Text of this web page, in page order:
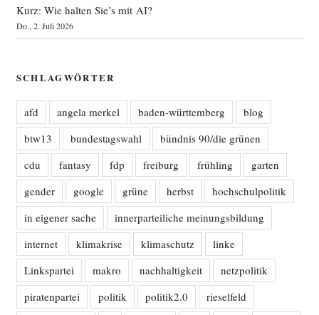
Kurz: Wie halten Sie’s mit AI?
Do., 2. Juli 2026
SCHLAGWÖRTER
afd angela merkel baden-württemberg
blog
btw13
bundestagswahl
bündnis 90/die grünen
cdu
fantasy fdp freiburg frühling
garten
gender
google grüne herbst
hochschulpolitik
in eigener sache
innerparteiliche meinungsbildung
internet
klimakrise klimaschutz
linke
Linkspartei
makro nachhaltigkeit
netzpolitik
piratenpartei
politik politik2.0
rieselfeld